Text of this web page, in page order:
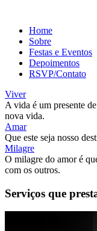
Home
Sobre
Festas e Eventos
Depoimentos
RSVP/Contato
Viver
A vida é um presente
nova vida.
Amar
Que este seja nosso
Milagre
O milagre do amor é
com os outros.
Serviços que